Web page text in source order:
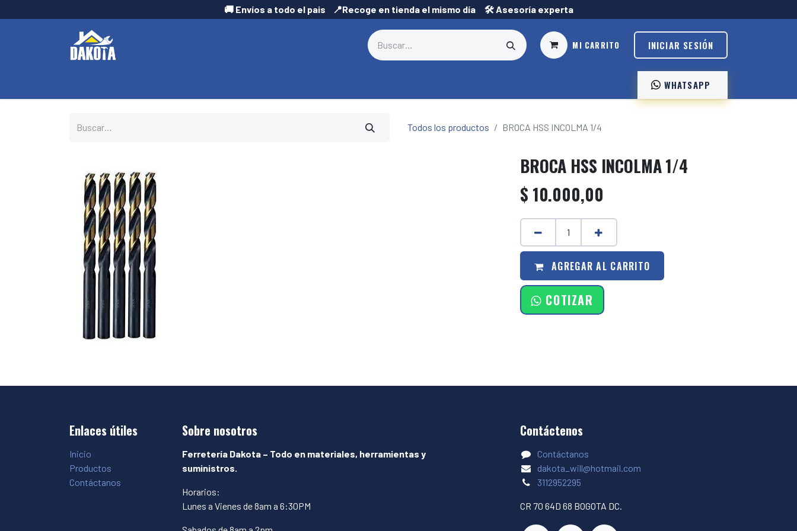
🚚 Envíos a todo el pais 📍Recoge en tienda el mismo día 🛠️ Asesoría experta
MI CARRITO INICIAR SESIÓN
WHATSAPP ️
Todos los productos BROCA HSS INCOLMA 1/4
BROCA HSS INCOLMA 1/4
$ 10.000,00
AGREGAR AL CARRITO
COTIZAR
Enlaces útiles
Inicio
Productos
Contáctanos
Sobre nosotros
Ferretería Dakota – Todo en materiales, herramientas y
suministros.
Horarios:
Lunes a Vienes de 8am a 6:30PM
Contáctenos
Contáctanos
dakota_will@hotmail.com
3112952295
CR 70 64D 68 BOGOTA DC.